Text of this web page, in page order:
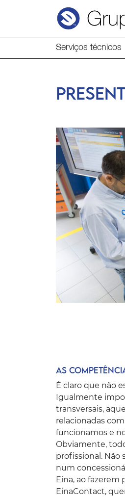
Serviços técnicos
As
É claro que não
Igualmente
transversais,
relacionadas
funcionamos e
Obviamente,
profissional. Não
num
Eina, ao fazerem
EinaContact,